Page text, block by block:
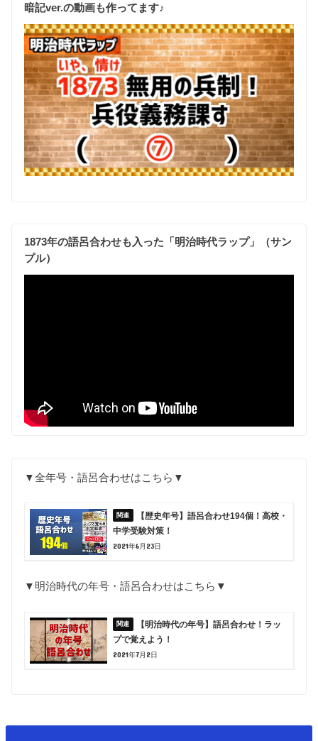
暗記ver.の動画も作ってます♪
1873年の語呂合わせも入った「明治時代ラップ」（サン
プル）
▼全年号・語呂合わせはこちら▼
【歴史年号】語呂合わせ194個！高校・
中学受験対策！
2021年6月23日
▼明治時代の年号・語呂合わせはこちら▼
【明治時代の年号】語呂合わせ！ラッ
プで覚えよう！
2021年7月2日